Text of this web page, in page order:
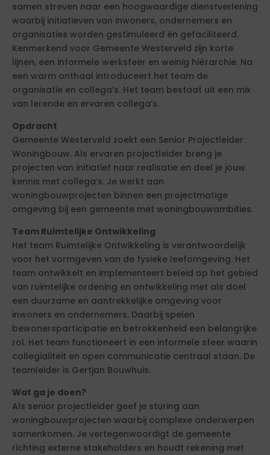
samen streven naar een hoogwaardige dienstverlening
waarbij initiatieven van inwoners, ondernemers en
organisaties worden gestimuleerd én gefaciliteerd.
Kenmerkend voor Gemeente Westerveld zijn korte
lijnen, een informele werksfeer en weinig hiërarchie. Na
een warm onthaal introduceert het team de
organisatie en collega’s. Het team bestaat uit een mix
van lerende en ervaren collega’s.
Opdracht
Gemeente Westerveld zoekt een Senior Projectleider
Woningbouw. Als ervaren projectleider breng je
projecten van initiatief naar realisatie en deel je jouw
kennis met collega’s. Je werkt aan
woningbouwprojecten binnen een projectmatige
omgeving bij een gemeente met woningbouwambities.
Team Ruimtelijke Ontwikkeling
Het team Ruimtelijke Ontwikkeling is verantwoordelijk
voor het vormgeven van de fysieke leefomgeving. Het
team ontwikkelt en implementeert beleid op het gebied
van ruimtelijke ordening en ontwikkeling met als doel
een duurzame en aantrekkelijke omgeving voor
inwoners en ondernemers. Daarbij spelen
bewonersparticipatie en betrokkenheid een belangrijke
rol. Het team functioneert in een informele sfeer waarin
collegialiteit en open communicatie centraal staan. De
teamleider is Gertjan Bouwhuis.
Wat ga je doen?
Als senior projectleider geef je sturing aan
woningbouwprojecten waarbij complexe onderwerpen
samenkomen. Je vertegenwoordigt de gemeente
richting externe stakeholders en houdt rekening met